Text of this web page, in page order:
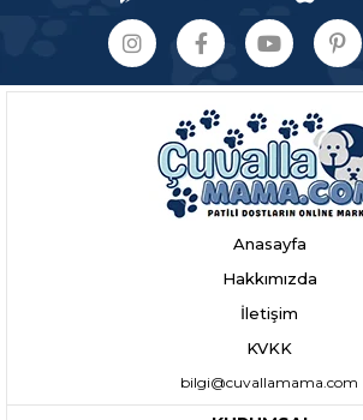
Anasayfa
Hakkımızda
İletişim
KVKK
bilgi@cuvallamama.com